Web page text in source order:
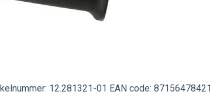
12.281321-01 EAN code: